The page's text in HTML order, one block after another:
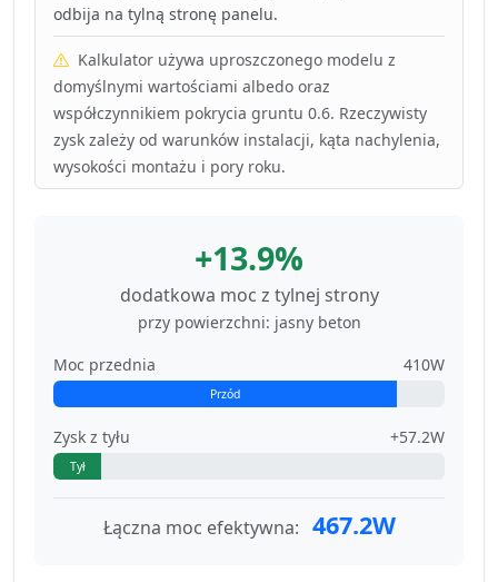
odbija na tylną stronę panelu.
Kalkulator używa uproszczonego modelu z
domyślnymi wartościami albedo oraz
współczynnikiem pokrycia gruntu 0.6. Rzeczywisty
zysk zależy od warunków instalacji, kąta nachylenia,
wysokości montażu i pory roku.
+13.9%
dodatkowa moc z tylnej strony
przy powierzchni: jasny beton
Moc przednia
410W
Przód
Zysk z tyłu +57.2W
Tył
Łączna moc efektywna: 467.2W